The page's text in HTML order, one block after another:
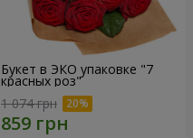
Букет в ЭКО упаковке "7
красных роз"
1 074 грн